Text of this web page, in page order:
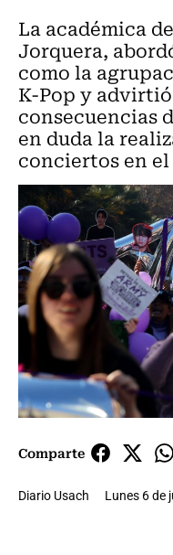
La académica
Jorquera,
como la
K-Pop y
consecuencias
en duda la
conciertos en
Comparte
Diario Usach Lunes 6 de